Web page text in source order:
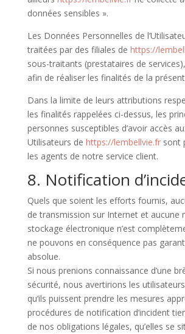
données sensibles ».
Les Données Personnelles de
traitées par des filiales de https://
sous-traitants (prestataires de
afin de réaliser les finalités de la
Dans la limite de leurs attributions
les finalités rappelées ci-dessus, les
personnes susceptibles d’avoir accès
Utilisateurs de https://lembellvie.frsont
les agents de notre service client.
8. Notification
Quels que soient les efforts fournis,
de transmission sur Internet et aucune
stockage électronique n’est
ne pouvons en conséquence pas
absolue.
Si nous prenions connaissance d’une
sécurité, nous avertirions les
qu’ils puissent prendre les mesures
procédures de notification d’incident
de nos obligations légales, qu’elles se